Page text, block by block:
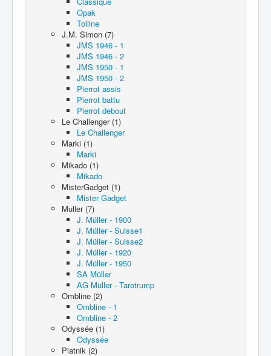
Opak
Toiline
J.M. Simon (7)
JMS 1946 - 1
JMS 1946 - 2
JMS 1950 - 1
JMS 1950 - 2
Pierrot assis
Pierrot battu
Pierrot debout
Le Challenger (1)
Le Challenger
Marki (1)
Marki
Mikado (1)
Mikado
MisterGadget (1)
Mister Gadget
Muller (7)
J. Müller - 1900
J. Müller - Suisse1
J. Müller - Suisse2
J. Müller - 1920
J. Müller - 1950
SA Müller
AG Müller - Tarotrump
Ombline (2)
Ombline - 1
Ombline - 2
Odyssée (1)
Odyssée
Piatnik (2)